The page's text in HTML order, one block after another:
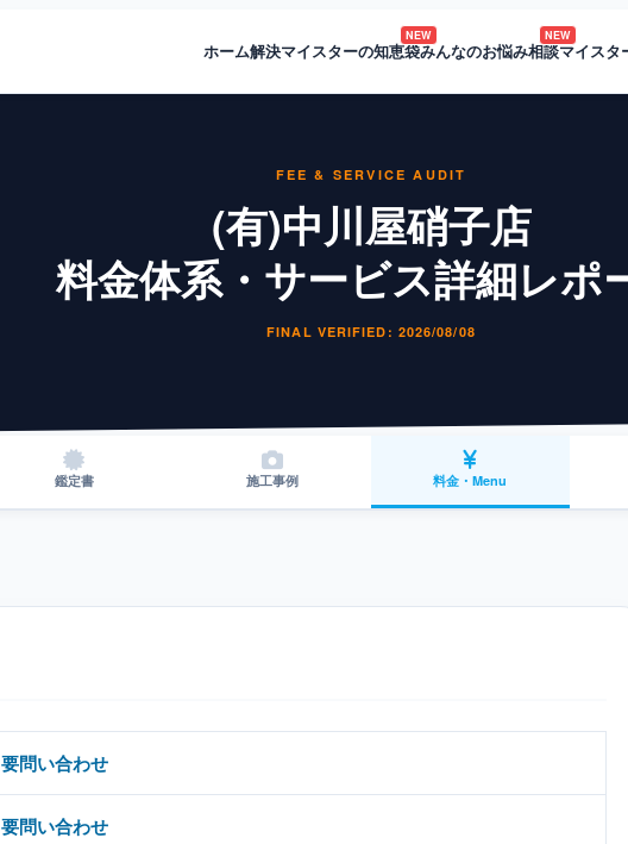
ホーム解決マイスターの知恵袋
NEW
みんなのお悩み相談
NEW
マイスタ
FEE & SERVICE AUDIT
(有)中川屋硝子店
料金体系・サービス詳細レポ
FINAL VERIFIED: 2026/08/08
鑑定書 施工事例 料金・Menu
要問い合わせ
要問い合わせ